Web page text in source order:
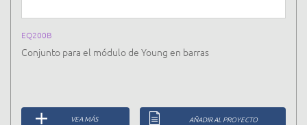
EQ200B
Conjunto para el módulo de Young en barras
VEA MÁS AÑADIR AL PROYECTO